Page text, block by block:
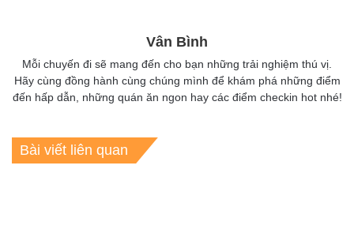
Vân Bình
Mỗi chuyến đi sẽ mang đến cho bạn những trải nghiệm thú vị.
Hãy cùng đồng hành cùng chúng mình để khám phá những điểm
đến hấp dẫn, những quán ăn ngon hay các điểm checkin hot nhé!
Bài viết liên quan